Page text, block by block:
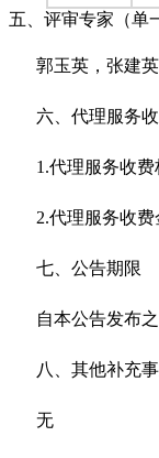
五、评审专家（单
郭玉英，张建
六、代理服务
1.代理服务收
2.代理服务收
七、公告期限
自本公告发布
八、其他补充
无